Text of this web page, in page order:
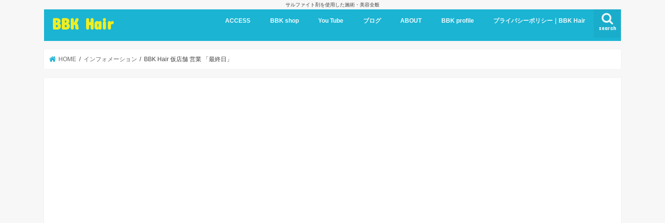
サルファイト剤を使用した施術・美容全般
BBK Hair search
ACCESS BBK shop
BBK oil
You Tube ブログ ABOUT BBK profile プライバシーポリシー｜BBK Hair
HOME インフォメーション BBK Hair 仮店舗 営業 「最終日」